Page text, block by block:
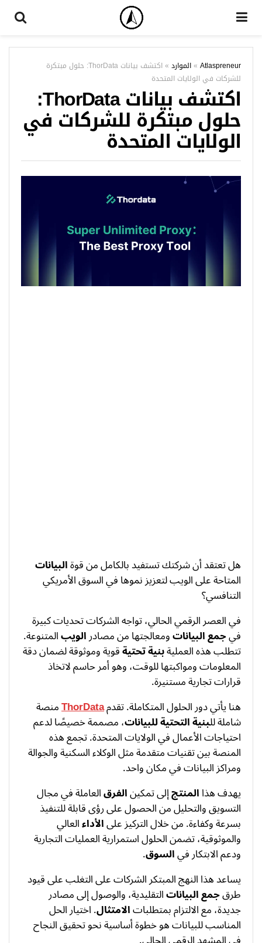
Atlaspreneur
»الموارد »
اكتشف بيانات ThorData: حلول مبتكرة
للشركات في الولايات المتحدة
اكتشف بيانات ThorData:
حلول مبتكرة للشركات في
الولايات المتحدة
هل تعتقد أن شركتك تستفيد بالكامل من قوةالبيانات
المتاحة على الويب لتعزيز نموها في السوق الأمريكي
التنافسي؟
في العصر الرقمي الحالي، تواجه الشركات تحديات كبيرة
فيجمع البياناتومعالجتها من مصادرالويبالمتنوعة.
تتطلب هذه العمليةبنية تحتيةقوية وموثوقة لضمان دقة
المعلومات ومواكبتها للوقت، وهو أمر حاسم لاتخاذ
قرارات تجارية مستنيرة.
هنا يأتي دور الحلول المتكاملة. تقدمThorDataمنصة
شاملة للبنية التحتية للبيانات، مصممة خصيصًا لدعم
احتياجات الأعمال في الولايات المتحدة. تجمع هذه
المنصة بين تقنيات متقدمة مثل الوكلاء السكنية والجوالة
ومراكز البيانات في مكان واحد.
يهدف هذاالمنتجإلى تمكينالفرقالعاملة في مجال
التسويق والتحليل من الحصول على رؤى قابلة للتنفيذ
بسرعة وكفاءة. من خلال التركيز علىالأداءالعالي
والموثوقية، تضمن الحلول استمرارية العمليات التجارية
ودعم الابتكار فيالسوق.
يساعد هذا النهج المبتكر الشركات على التغلب على قيود
طرقجمع البياناتالتقليدية، والوصول إلى مصادر
جديدة، مع الالتزام بمتطلباتالامتثال. اختيار الحل
المناسب للبيانات هو خطوة أساسية نحو تحقيق النجاح